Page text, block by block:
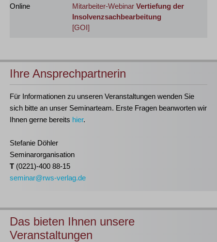
Online
Mitarbeiter-Webinar Vertiefung der
Insolvenzsachbearbeitung
[GOI]
Ihre Ansprechpartnerin
Für Informationen zu unseren Veranstaltungen wenden Sie
sich bitte an unser Seminarteam. Erste Fragen beanworten wir
Ihnen gerne bereits hier.
Stefanie Döhler
Seminarorganisation
T (0221)-400 88-15
seminar@rws-verlag.de
Das bieten Ihnen unsere
Veranstaltungen